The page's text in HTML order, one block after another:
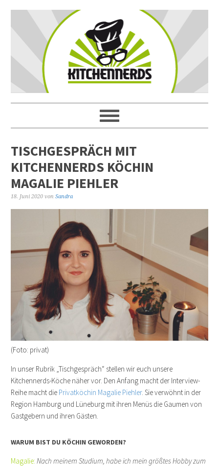
TISCHGESPRÄCH MIT
KITCHENNERDS KÖCHIN
MAGALIE PIEHLER
18. Juni 2020 vonSandra
(Foto: privat)
In unser Rubrik „Tischgespräch“ stellen wir euch unsere
Kitchennerds-Köche näher vor. Den Anfang macht der Interview-
Reihe macht die Privatköchin Magalie Piehler. Sie verwöhnt in der
Region Hamburg und Lüneburg mit ihren Menüs die Gaumen von
Gastgebern und ihren Gästen.
WARUM BIST DU KÖCHIN GEWORDEN?
Magalie: Nach meinem Studium, habe ich mein größtes Hobby zum